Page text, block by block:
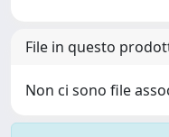
File in questo
Non ci sono file